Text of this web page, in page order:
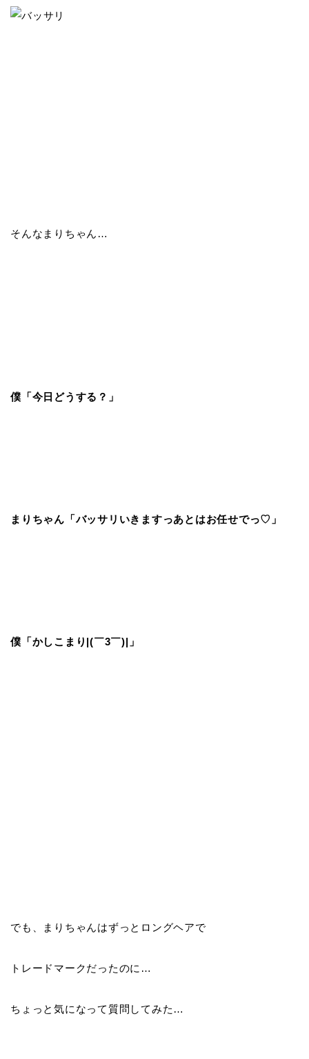
そんなまりちゃん…
僕「今日どうする？」
まりちゃん「バッサリいきますっあとはお任せでっ♡」
僕「かしこまり|(￣3￣)|」
でも、まりちゃんはずっとロングヘアで
トレードマークだったのに…
ちょっと気になって質問してみた…